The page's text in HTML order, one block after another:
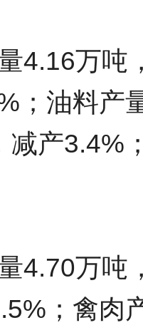
4.16万吨
；油料产
减产3.4%
4.70万吨
；禽肉